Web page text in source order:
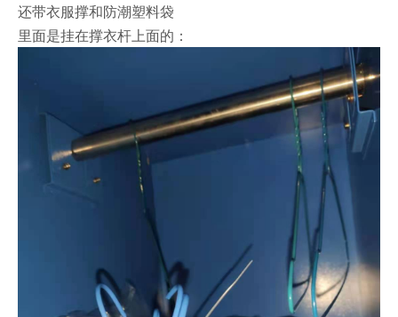
还带衣服撑和防潮塑料袋
里面是挂在撑衣杆上面的：